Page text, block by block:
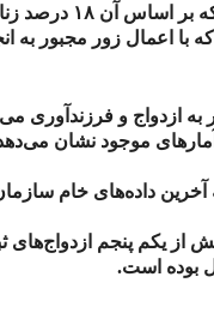
بر اساس آن ۱۸ درصد
با اعمال زور مجبور به
ازدواج و فرزندآوری
آمارهای موجود نشان
داده‌های خام
از یکم پنجم
بوده است.